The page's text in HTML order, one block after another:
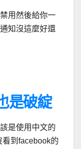
用然後給你一
知沒這麼好還
是破綻
是使用中文的
到facebook的